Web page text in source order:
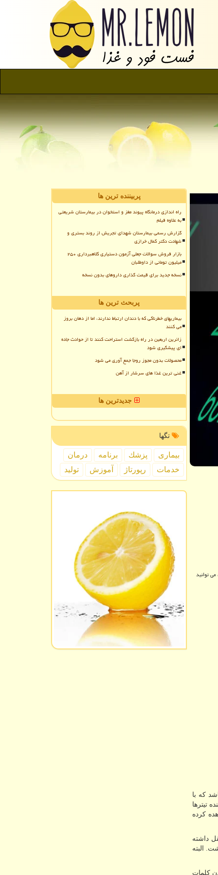
توانید
که با
تیترها
کرده
مستقل داشته
البته
کلمات
پربیننده ترین ها
راه اندازی درمانگاه پیوند مغز و استخوان در بیمارستان شریعتی
به علاوه فیلم
گزارش رسمی بیمارستان شهدای تجریش از روند بستری و
شهادت دکتر کمال خرازی
بازار فروش سوالات جعلی آزمون دستیاری کلاهبرداری ۲۵۰
میلیون تومانی از داوطلبان
نسخه جدید برای قیمت گذاری داروهای بدون نسخه
پربحث ترین ها
بیماریهای خطرناکی که با دندان ارتباط ندارند، اما از دهان بروز
می کنند
زائرین اربعین در راه بازگشت استراحت کنند تا از حوادث جاده
ای پیشگیری شود
محصولات بدون مجوز روجا جمع آوری می شود
غنی ترین غذا های سرشار از آهن
جدیدترین ها
تگها
بیماری پزشك برنامه
درمان
خدمات
رپورتاژ آموزش تولید